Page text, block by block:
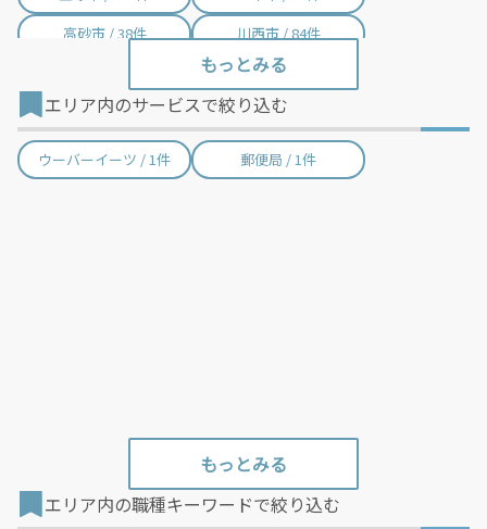
高砂市 / 38件
川西市 / 84件
三田市 / 84件
加西市 / 13件
丹波篠山市 / 9件
養父市 / 6件
丹波市 / 18件
佐用町 / 9件
香美町 / 6件
新温泉町 / 4件
エリア内のサービスで絞り込む
ウーバーイーツ / 1件 郵便局 / 1件
エリア内の職種キーワードで絞り込む